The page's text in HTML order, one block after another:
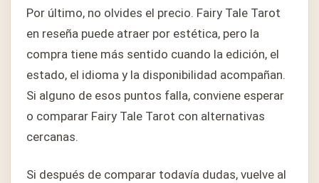
Por último, no olvides el precio. Fairy Tale Tarot
en reseña puede atraer por estética, pero la
compra tiene más sentido cuando la edición, el
estado, el idioma y la disponibilidad acompañan.
Si alguno de esos puntos falla, conviene esperar
o comparar Fairy Tale Tarot con alternativas
cercanas.
Si después de comparar todavía dudas, vuelve al